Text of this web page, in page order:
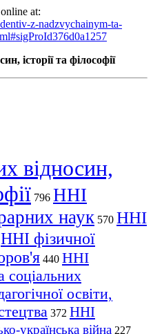
at:
z-nadzvychainym-ta-
історії та філософії
відносин,
796 ННІ
наук 570 ННІ
ННІ фізичної
440 ННІ
соціальних
освіти,
372 ННІ
українська війна 227